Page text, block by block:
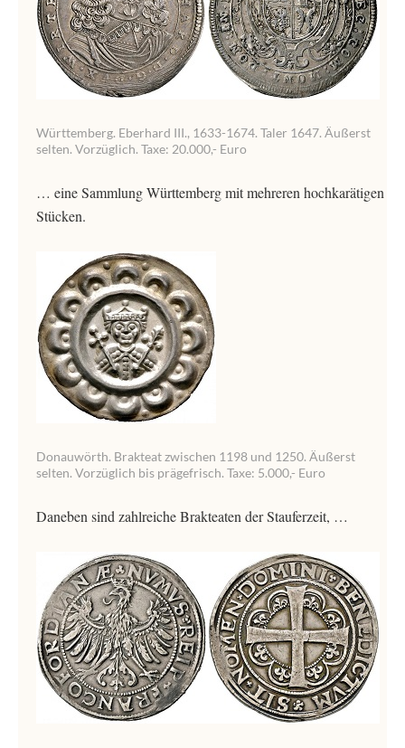
Württemberg. Eberhard III., 1633-1674. Taler 1647. Äußerst
selten. Vorzüglich. Taxe: 20.000,- Euro
… eine Sammlung Württemberg mit mehreren hochkarätigen
Stücken.
Donauwörth. Brakteat zwischen 1198 und 1250. Äußerst
selten. Vorzüglich bis prägefrisch. Taxe: 5.000,- Euro
Daneben sind zahlreiche Brakteaten der Stauferzeit, …